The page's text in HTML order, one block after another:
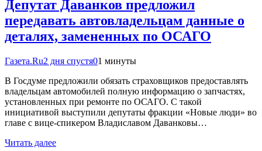
Депутат Даванков предложил
передавать автовладельцам данные о
деталях, замененных по ОСАГО
Газета.Ru2 дня спустя01 минуты
В Госдуме предложили обязать страховщиков предоставлять
владельцам автомобилей полную информацию о запчастях,
установленных при ремонте по ОСАГО. С такой
инициативой выступили депутаты фракции «Новые люди» во
главе с вице-спикером Владиславом Даванковы…
Читать далее